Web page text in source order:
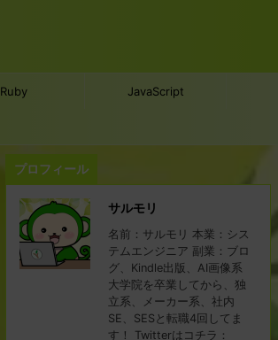
Ruby JavaScript
プロフィール
サルモリ
名前：サルモリ 本業：シス
テムエンジニア 副業：ブロ
グ、Kindle出版、AI画像系
大学院を卒業してから、独
立系、メーカー系、社内
SE、SESと転職4回してま
す！ Twitterはコチラ：